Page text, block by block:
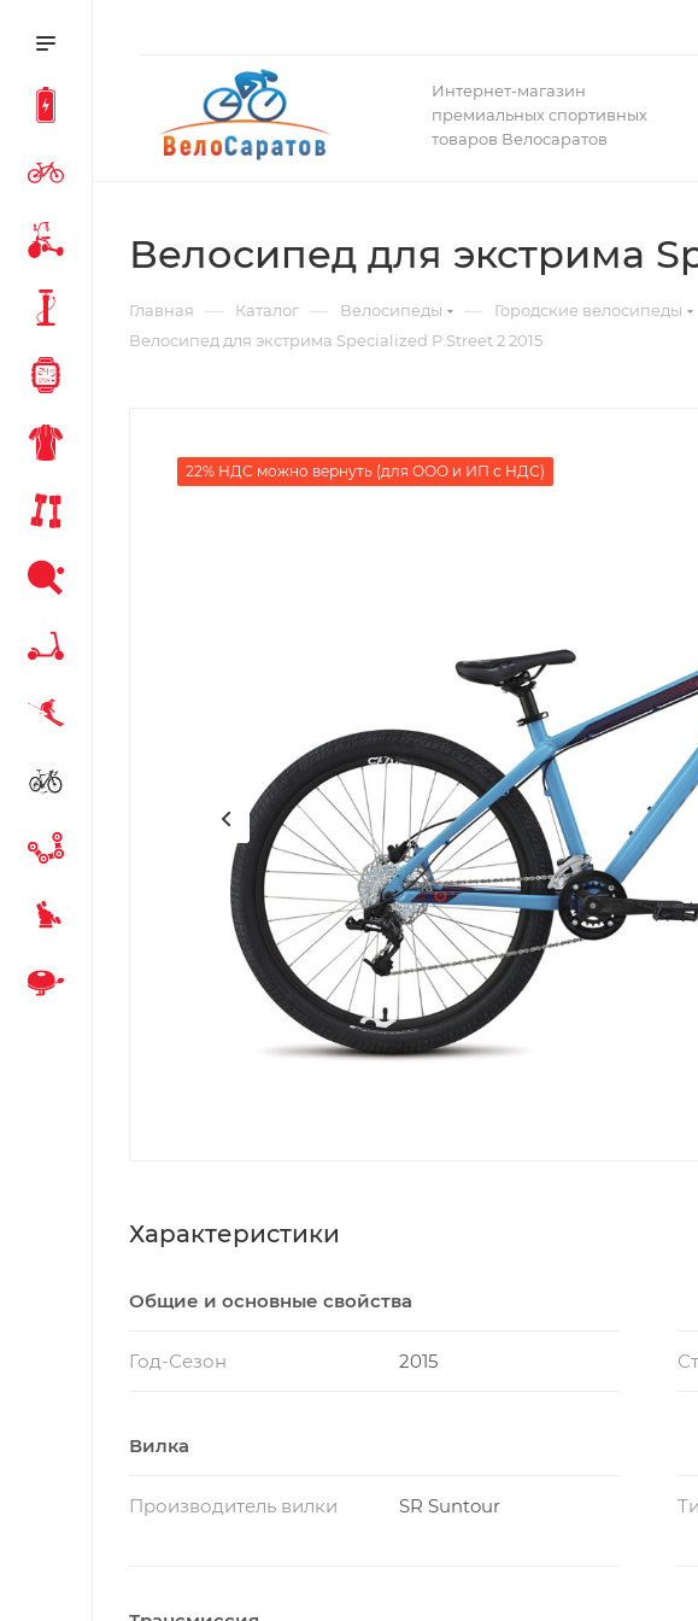
Интернет-магазин
премиальных спортивных
товаров Велосаратов
Велосипед для экстрима
Главная — Каталог — Велосипеды — Городские велосипеды
Велосипед для экстрима Specialized P.Street 2 2015
22% НДС можно вернуть (для ООО и ИП с НДС)
Характеристики
Общие и основные свойства
Год-Сезон 2015
Вилка
Производитель вилки SR Suntour